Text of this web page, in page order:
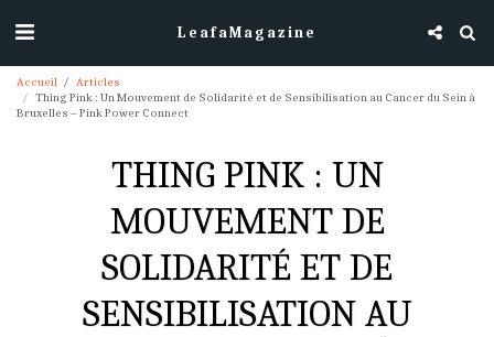
LeafaMagazine
Accueil
Articles
Thing Pink : Un Mouvement de Solidarité et de Sensibilisation au Cancer du Sein à
Bruxelles – Pink Power Connect
THING PINK : UN
MOUVEMENT DE
SOLIDARITÉ ET DE
SENSIBILISATION AU